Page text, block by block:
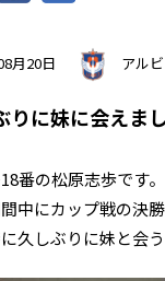
月20日 アル
りに妹に会えま
番の松原志歩です。
中にカップ戦の決
久しぶりに妹と会